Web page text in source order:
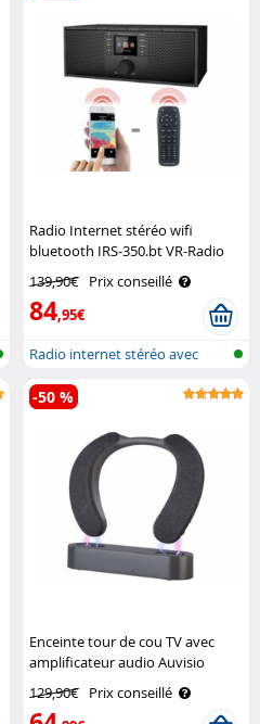
Radio Internet stéréo wifi
bluetooth IRS-350.bt VR-Radio
139,90€ Prix conseillé
84,95€
Radio internet stéréo avec
réseau s..
Enceinte tour de cou TV avec
amplificateur audio Auvisio
129,90€ Prix conseillé
-50 %